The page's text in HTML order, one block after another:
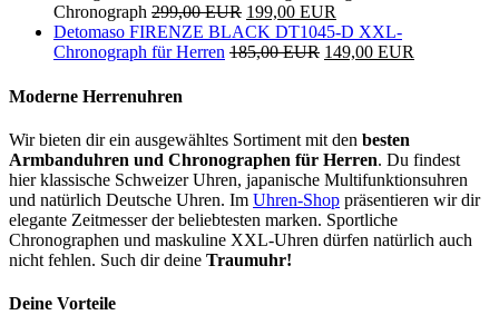
Chronograph 299,00 EUR 199,00 EUR
Detomaso FIRENZE BLACK DT1045-D XXL-
Chronograph für Herren 185,00 EUR 149,00 EUR
Moderne Herrenuhren
Wir bieten dir ein ausgewähltes Sortiment mit den besten
Armbanduhren und Chronographen für Herren. Du findest
hier klassische Schweizer Uhren, japanische Multifunktionsuhren
und natürlich Deutsche Uhren. Im Uhren-Shop präsentieren wir dir
elegante Zeitmesser der beliebtesten marken. Sportliche
Chronographen und maskuline XXL-Uhren dürfen natürlich auch
nicht fehlen. Such dir deine Traumuhr!
Deine Vorteile